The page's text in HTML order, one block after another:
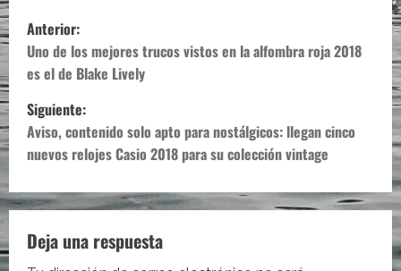
N
a
v
e
g
a
c
Anterior:
Uno de los mejores trucos vistos en la alfombra roja 2018
es el de Blake Lively
Siguiente:
Aviso, contenido solo apto para nostálgicos: llegan cinco
nuevos relojes Casio 2018 para su colección vintage
Deja una respuesta